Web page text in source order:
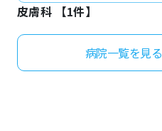
皮膚科 【1件】
病院一覧を見る